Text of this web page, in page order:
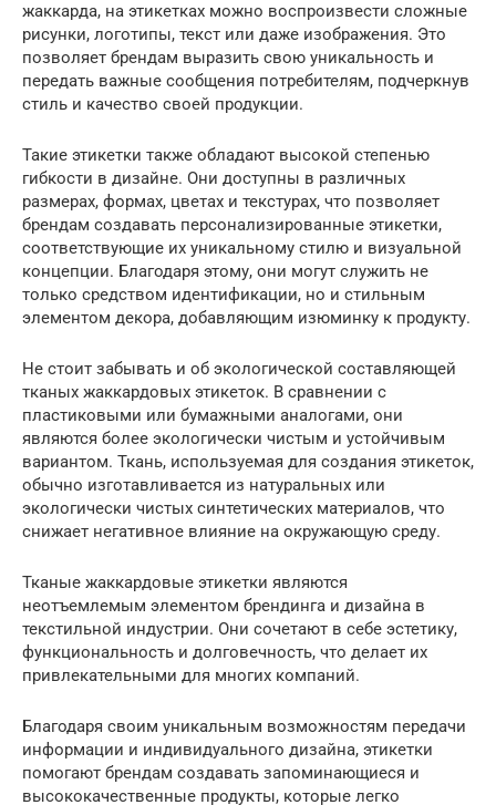
жаккарда, на этикетках можно воспроизвести сложные
рисунки, логотипы, текст или даже изображения. Это
позволяет брендам выразить свою уникальность и
передать важные сообщения потребителям, подчеркнув
стиль и качество своей продукции.
Такие этикетки также обладают высокой степенью
гибкости в дизайне. Они доступны в различных
размерах, формах, цветах и текстурах, что позволяет
брендам создавать персонализированные этикетки,
соответствующие их уникальному стилю и визуальной
концепции. Благодаря этому, они могут служить не
только средством идентификации, но и стильным
элементом декора, добавляющим изюминку к продукту.
Не стоит забывать и об экологической составляющей
тканых жаккардовых этикеток. В сравнении с
пластиковыми или бумажными аналогами, они
являются более экологически чистым и устойчивым
вариантом. Ткань, используемая для создания этикеток,
обычно изготавливается из натуральных или
экологически чистых синтетических материалов, что
снижает негативное влияние на окружающую среду.
Тканые жаккардовые этикетки являются
неотъемлемым элементом брендинга и дизайна в
текстильной индустрии. Они сочетают в себе эстетику,
функциональность и долговечность, что делает их
привлекательными для многих компаний.
Благодаря своим уникальным возможностям передачи
информации и индивидуального дизайна, этикетки
помогают брендам создавать запоминающиеся и
высококачественные продукты, которые легко